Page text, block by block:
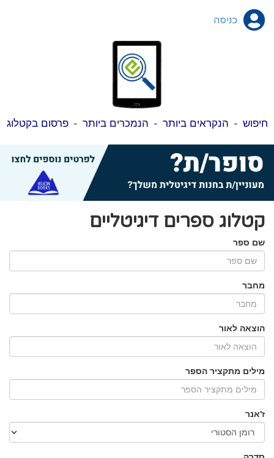
כניסה
חיפוש - הנקראים ביותר - הנמכרים ביותר -פרסום בקטלוג
קטלוג ספרים דיגיטליים
שם ספר
מחבר
הוצאה לאור
מילים מתקציר הספר
ז'אנר